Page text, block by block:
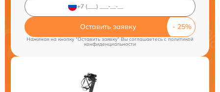
Оставить заявку
Нажимая на кнопку "Оставить заявку" Вы соглашаетесь cполитикой
конфиденциальности